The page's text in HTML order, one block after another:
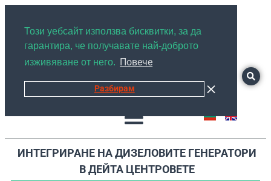
Този уебсайт използва бисквитки, за да
гарантира, че получавате най-доброто
изживяване от него.
Повече
Разбирам
ИНТЕГРИРАНЕ НА ДИЗЕЛОВИТЕ ГЕНЕРАТОРИ
В ДЕЙТА ЦЕНТРОВЕТЕ